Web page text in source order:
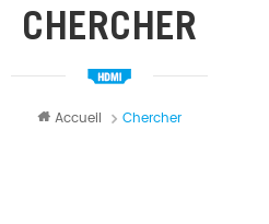
CHERCHER
Accueil Chercher